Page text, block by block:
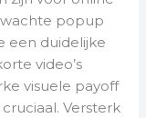
popup
een duidelijke
video’s
visuele payoff
Versterk